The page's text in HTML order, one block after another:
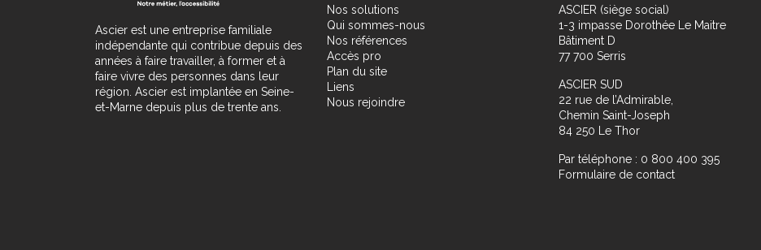
Ascier est une entreprise familiale
indépendante qui contribue depuis des
années à faire travailler, à former et à
faire vivre des personnes dans leur
région. Ascier est implantée en Seine-
et-Marne depuis plus de trente ans.
Nos solutions
Qui sommes-nous
Nos références
Accès pro
Plan du site
Liens
Nous rejoindre
ASCIER (siège social)
1-3 impasse Dorothée Le Maitre
Bâtiment D
77 700 Serris
ASCIER SUD
22 rue de l’Admirable,
Chemin Saint-Joseph
84 250 Le Thor
Par téléphone : 0 800 400 395
Formulaire de contact